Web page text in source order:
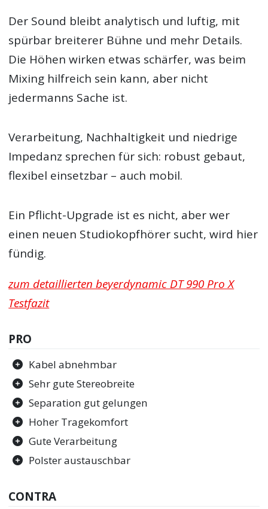
Der Sound bleibt analytisch und luftig, mit
spürbar breiterer Bühne und mehr Details.
Die Höhen wirken etwas schärfer, was beim
Mixing hilfreich sein kann, aber nicht
jedermanns Sache ist.
Verarbeitung, Nachhaltigkeit und niedrige
Impedanz sprechen für sich: robust gebaut,
flexibel einsetzbar – auch mobil.
Ein Pflicht-Upgrade ist es nicht, aber wer
einen neuen Studiokopfhörer sucht, wird hier
fündig.
zum detaillierten beyerdynamic DT 990 Pro X
Testfazit
PRO
Kabel abnehmbar
Sehr gute Stereobreite
Separation gut gelungen
Hoher Tragekomfort
Gute Verarbeitung
Polster austauschbar
CONTRA